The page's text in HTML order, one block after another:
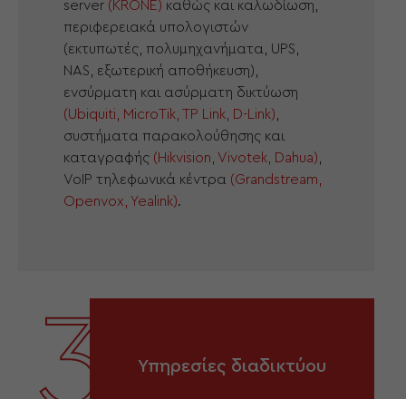
server (KRONE) καθώς και καλωδίωση,
περιφερειακά υπολογιστών
(εκτυπωτές, πολυμηχανήματα, UPS,
NAS, εξωτερική αποθήκευση),
ενσύρματη και ασύρματη δικτύωση
(Ubiquiti, MicroTik, TP Link, D-Link),
συστήματα παρακολούθησης και
καταγραφής (Hikvision, Vivotek, Dahua),
VoIP τηλεφωνικά κέντρα (Grandstream,
Openvox, Yealink).
3 Υπηρεσίες διαδικτύου